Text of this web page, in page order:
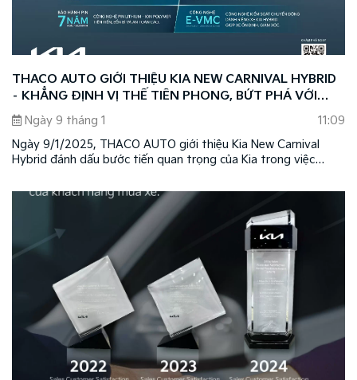
THACO AUTO GIỚI THIỆU KIA NEW CARNIVAL HYBRID
– KHẲNG ĐỊNH VỊ THẾ TIÊN PHONG, BỨT PHÁ VỚI
CÔNG NGHỆ XANH HYBRID
Ngày 9 tháng 1
11:09
Ngày 9/1/2025, THACO AUTO giới thiệu Kia New Carnival
Hybrid đánh dấu bước tiến quan trọng của Kia trong việc
với công nghệ tiên tiến, thân thiện môi trường, đồng thời
khẳng định vị thế dẫn đầu của thương hiệu Kia tại Việt Nam.